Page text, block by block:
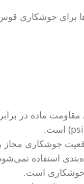
برای جوشکاری
ماده در
جوشکاری مجاز